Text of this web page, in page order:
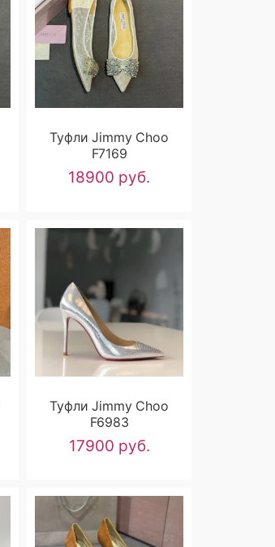
Туфли Jimmy Choo
F7169
18900 руб.
Туфли Jimmy Choo
F6983
17900 руб.